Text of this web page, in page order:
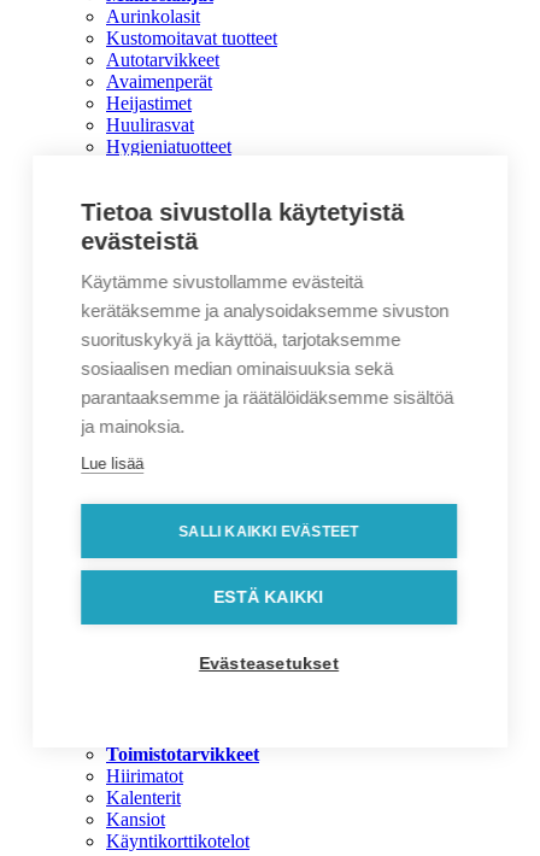
Aurinkolasit
Kustomoitavat tuotteet
Autotarvikkeet
Avaimenperät
Heijastimet
Huulirasvat
Hygieniatuotteet
Korvatulpat
Lahjalaatikot
Magneetit
Makeiset
Paperikassit ja lahjakassit
Pinssit ja rintanapit
Tekniikka
Tulitikut ja sytyttimet
Mainostekstiilit
Asusteet
Hupparit, colleget ja fleecet
Kestokassit
Lippikset
Reput ja laukut
Toimistotarvikkeet
Hiirimatot
Kalenterit
Kansiot
Käyntikorttikotelot
Tietoa sivustolla käytetyistä
evästeistä
Käytämme sivustollamme evästeitä
kerätäksemme ja analysoidaksemme sivuston
suorituskykyä ja käyttöä, tarjotaksemme
sosiaalisen median ominaisuuksia sekä
parantaaksemme ja räätälöidäksemme sisältöä
ja mainoksia.
Lue lisää
SALLI KAIKKI EVÄSTEET
ESTÄ KAIKKI
Evästeasetukset